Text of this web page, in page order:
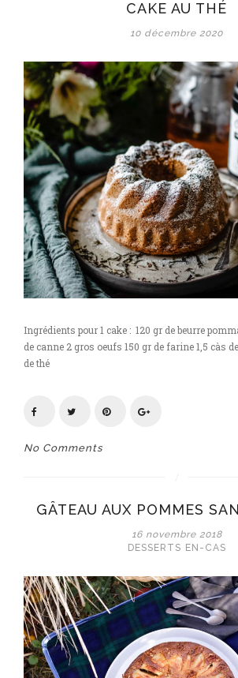
CAKE AU THÉ
10 décembre 2020
Ingrédients pour 1 cake : 120 gr de beurre
de canne 2 gros oeufs 150 gr de farine 1,5 càs
de thé
No Comments
GÂTEAU AUX POMMES
16 novembre 2018
DESSERTS EN-CAS